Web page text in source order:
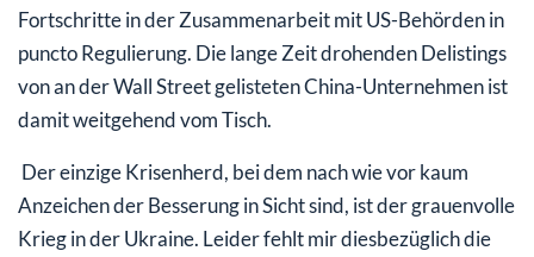
Fortschritte in der Zusammenarbeit mit US-Behörden in
puncto Regulierung. Die lange Zeit drohenden Delistings
von an der Wall Street gelisteten China-Unternehmen ist
damit weitgehend vom Tisch.
Der einzige Krisenherd, bei dem nach wie vor kaum
Anzeichen der Besserung in Sicht sind, ist der grauenvolle
Krieg in der Ukraine. Leider fehlt mir diesbezüglich die